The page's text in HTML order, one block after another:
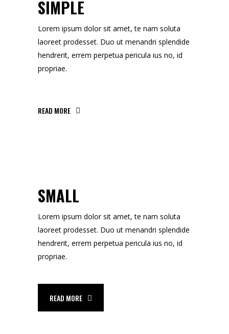
SIMPLE
Lorem ipsum dolor sit amet, te nam soluta
laoreet prodesset. Duo ut menandri splendide
hendrerit, errem perpetua pericula ius no, id
propriae.
READ MORE
SMALL
Lorem ipsum dolor sit amet, te nam soluta
laoreet prodesset. Duo ut menandri splendide
hendrerit, errem perpetua pericula ius no, id
propriae.
READ MORE